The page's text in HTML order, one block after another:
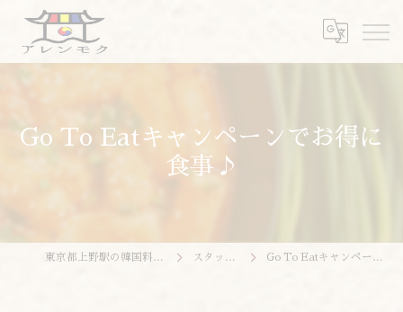
Go To Eatキャンペーンでお得に
食事♪
東京都上野駅の韓国料理ならアレンモク スタッフブログ Go To Eatキャンペーンでお得に食事♪